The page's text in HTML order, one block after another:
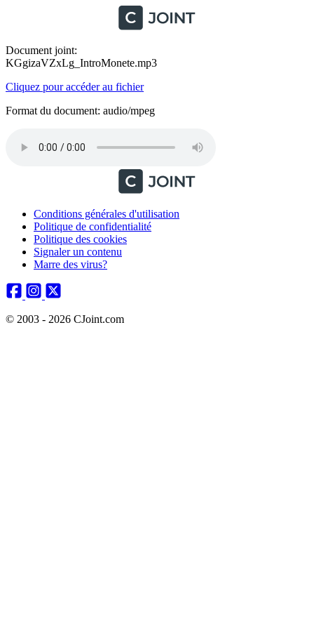
Document joint:
KGgizaVZxLg_IntroMonete.mp3
Cliquez pour accéder au fichier
Format du document: audio/mpeg
Conditions générales d'utilisation
Politique de confidentialité
Politique des cookies
Signaler un contenu
Marre des virus?
© 2003 - 2026 CJoint.com